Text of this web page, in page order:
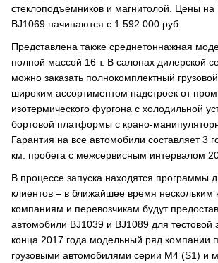
стеклоподъемников и магнитолой. Цены на
BJ1069 начинаются с 1 592 000 руб.
Представлена также среднетоннажная
полной массой 16 т. В салонах дилерской
можно заказать полнокомплектный
широким ассортиментом надстроек от
изотермического фургона с холодильной
бортовой платформы с крано-
Гарантия на все автомобили составляет 3
км. пробега с межсервисным интервалом
В процессе запуска находятся программы
клиентов – в ближайшее время нескольким
компаниям и перевозчикам будут
автомобили BJ1039 и BJ1089 для тестовой
конца 2017 года модельный ряд компании
грузовыми автомобилями серии M4 (S1) и